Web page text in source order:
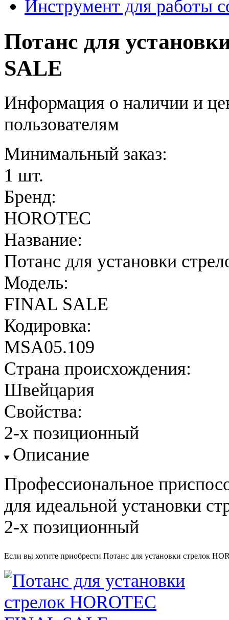
Инструмент для работы
Потанс для
SALE
Информация о наличии и
пользователям
Минимальный заказ:
1 шт.
Бренд:
HOROTEC
Название:
Потанс для установки
Модель:
FINAL SALE
Кодировка:
MSA05.109
Страна происхождения:
Швейцария
Свойства:
2-х позиционный
Описание
Профессиональное
для идеальной установки
2-х позиционный
Если вы хотите приобрести Потанс для установки стрелок